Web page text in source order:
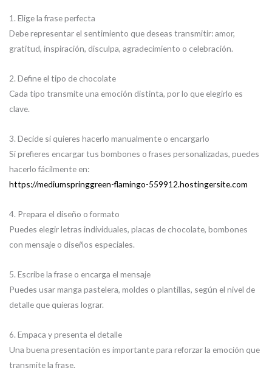
1. Elige la frase perfecta
Debe representar el sentimiento que deseas transmitir: amor,
gratitud, inspiración, disculpa, agradecimiento o celebración.
2. Define el tipo de chocolate
Cada tipo transmite una emoción distinta, por lo que elegirlo es
clave.
3. Decide si quieres hacerlo manualmente o encargarlo
Si prefieres encargar tus bombones o frases personalizadas, puedes
hacerlo fácilmente en:
https://mediumspringgreen-flamingo-559912.hostingersite.com
4. Prepara el diseño o formato
Puedes elegir letras individuales, placas de chocolate, bombones
con mensaje o diseños especiales.
5. Escribe la frase o encarga el mensaje
Puedes usar manga pastelera, moldes o plantillas, según el nivel de
detalle que quieras lograr.
6. Empaca y presenta el detalle
Una buena presentación es importante para reforzar la emoción que
transmite la frase.